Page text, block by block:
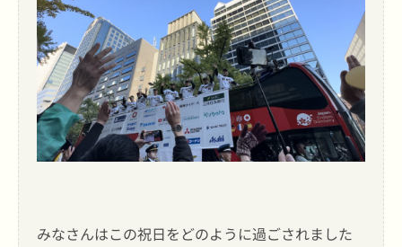
みなさんはこの祝日をどのように過ごされました